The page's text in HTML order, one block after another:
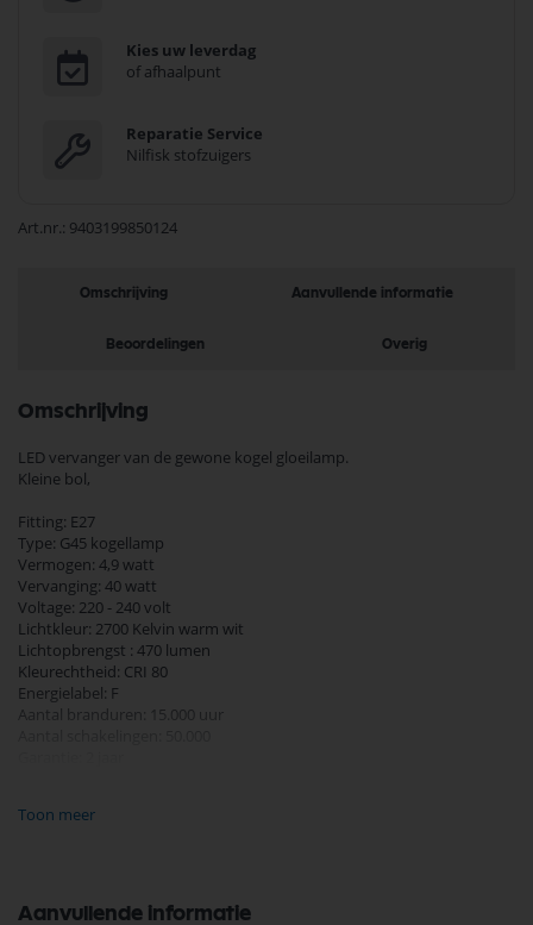
Kies uw leverdag
of afhaalpunt
Reparatie Service
Nilfisk stofzuigers
Art.nr. 9403199850124
Omschrijving Aanvullende informatie
Beoordelingen Overig
Omschrijving
LED vervanger van de gewone kogel gloeilamp.
Kleine bol,
Fitting: E27
Type: G45 kogellamp
Vermogen: 4,9 watt
Vervanging: 40 watt
Voltage: 220 - 240 volt
Lichtkleur: 2700 Kelvin warm wit
Lichtopbrengst : 470 lumen
Kleurechtheid: CRI 80
Energielabel: F
Aantal branduren: 15.000 uur
Hoogte 84 mm
Toon meer
Aanvullende informatie